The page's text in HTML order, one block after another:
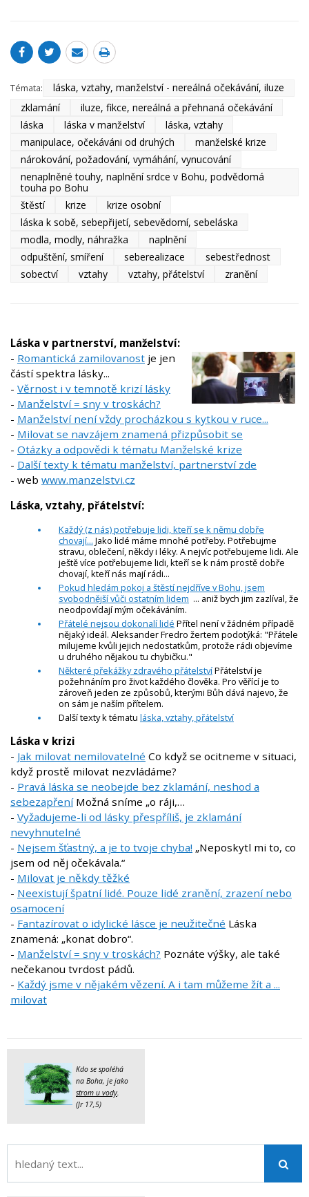
Témata:
láska, vztahy, manželství - nereálná očekávání, iluze
zklamání
iluze, fikce, nereálná a přehnaná očekávání
láska
láska v manželství
láska, vztahy
manipulace, očekáváni od druhých
manželské krize
nárokování, požadování, vymáhání, vynucování
nenaplněné touhy, naplnění srdce v Bohu, podvědomá
touha po Bohu
štěstí
krize
krize osobní
láska k sobě, sebepřijetí, sebevědomí, sebeláska
modla, modly, náhražka
naplnění
odpuštění, smíření
seberealizace
sebestřednost
sobectví
vztahy vztahy, přátelství zranění
Láska v partnerství, manželství:
- Romantická zamilovanost je jen
částí spektra lásky...
- Věrnost i v temnotě krizí lásky
- Manželství = sny v troskách?
- Manželství není vždy procházkou s kytkou v ruce...
- Milovat se navzájem znamená přizpůsobit se
- Otázky a odpovědi k tématu Manželské krize
- Další texty k tématu manželství, partnerství zde
- web www.manzelstvi.cz
Láska, vztahy, přátelství:
Každý (z nás) potřebuje lidi, kteří se k němu dobře
chovají... Jako lidé máme mnohé potřeby. Potřebujme
stravu, oblečení, někdy i léky. A nejvíc potřebujeme lidi. Ale
ještě více potřebujeme lidi, kteří se k nám prostě dobře
chovají, kteří nás mají rádi...
Pokud hledám pokoj a štěstí nejdříve v Bohu, jsem
svobodnější vůči ostatním lidem ... aniž bych jim zazlíval, že
neodpovídají mým očekáváním.
Přátelé nejsou dokonalí lidé Přítel není v žádném případě
nějaký ideál. Aleksander Fredro žertem podotýká: "Přátele
milujeme kvůli jejich nedostatkům, protože rádi objevíme
u druhého nějakou tu chybičku."
Některé překážky zdravého přátelstvíPřátelství je
požehnáním pro život každého člověka. Pro věřící je to
zároveň jeden ze způsobů, kterými Bůh dává najevo, že
on sám je naším přítelem.
Další texty k tématu láska, vztahy, přátelství
Láska v krizi
- Jak milovat nemilovatelné Co když se ocitneme v situaci,
když prostě milovat nezvládáme?
- Pravá láska se neobejde bez zklamání, neshod a
sebezapřeníMožná sníme „o ráji,…
- Vyžadujeme-li od lásky přespříliš, je zklamání
nevyhnutelné
- Nejsem šťastný, a je to tvoje chyba! „Neposkytl mi to, co
jsem od něj očekávala.“
- Milovat je někdy těžké
- Neexistují špatní lidé. Pouze lidé zranění, zrazení nebo
osamocení
- Fantazírovat o idylické lásce je neužitečné Láska
znamená: „konat dobro“.
- Manželství = sny v troskách? Poznáte výšky, ale také
nečekanou tvrdost pádů.
- Každý jsme v nějakém vězení. A i tam můžeme žít a ...
milovat
Kdo se spoléhá
na Boha, je jako
strom u vody.
(Jr 17,5)